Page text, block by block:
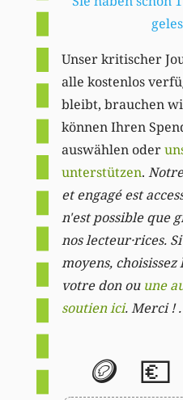
Unser kritischer
alle kostenlos
bleibt, brauchen
können Ihren
auswählen oder
unterstützen.
et engagé est
n'est possible que
nos lecteur·rices.
moyens,
votre don ou une
soutien ici. Merci ! .
🪙 💶